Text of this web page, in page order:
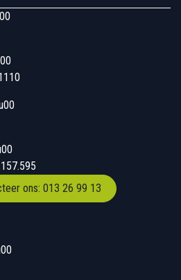
- 17u00
- 17u00
- 17u00
- 17u00
ons: 013 26 99 13
- 15u00